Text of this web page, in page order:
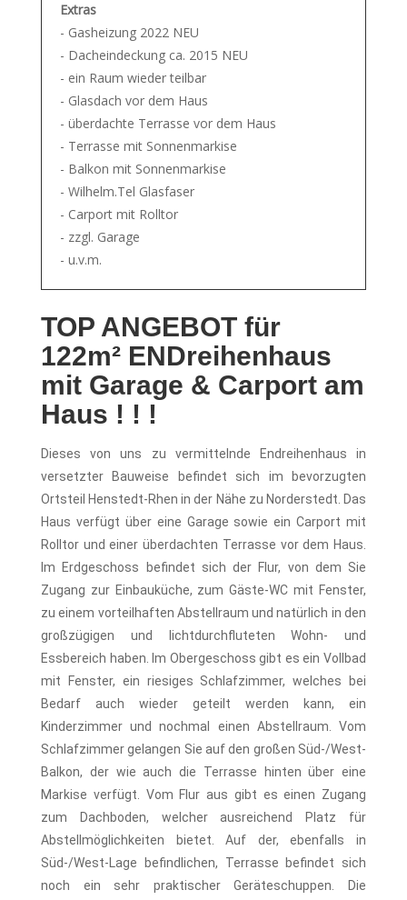
Extras
- Gasheizung 2022 NEU
- Dacheindeckung ca. 2015 NEU
- ein Raum wieder teilbar
- Glasdach vor dem Haus
- überdachte Terrasse vor dem Haus
- Terrasse mit Sonnenmarkise
- Balkon mit Sonnenmarkise
- Wilhelm.Tel Glasfaser
- Carport mit Rolltor
- zzgl. Garage
- u.v.m.
TOP ANGEBOT für
122m² ENDreihenhaus
mit Garage & Carport am
Haus ! ! !
Dieses von uns zu vermittelnde Endreihenhaus in
versetzter Bauweise befindet sich im bevorzugten
Ortsteil Henstedt-Rhen in der Nähe zu Norderstedt. Das
Haus verfügt über eine Garage sowie ein Carport mit
Rolltor und einer überdachten Terrasse vor dem Haus.
Im Erdgeschoss befindet sich der Flur, von dem Sie
Zugang zur Einbauküche, zum Gäste-WC mit Fenster,
zu einem vorteilhaften Abstellraum und natürlich in den
großzügigen und lichtdurchfluteten Wohn- und
Essbereich haben. Im Obergeschoss gibt es ein Vollbad
mit Fenster, ein riesiges Schlafzimmer, welches bei
Bedarf auch wieder geteilt werden kann, ein
Kinderzimmer und nochmal einen Abstellraum. Vom
Schlafzimmer gelangen Sie auf den großen Süd-/West-
Balkon, der wie auch die Terrasse hinten über eine
Markise verfügt. Vom Flur aus gibt es einen Zugang
zum Dachboden, welcher ausreichend Platz für
Abstellmöglichkeiten bietet. Auf der, ebenfalls in
Süd-/West-Lage befindlichen, Terrasse befindet sich
noch ein sehr praktischer Geräteschuppen. Die